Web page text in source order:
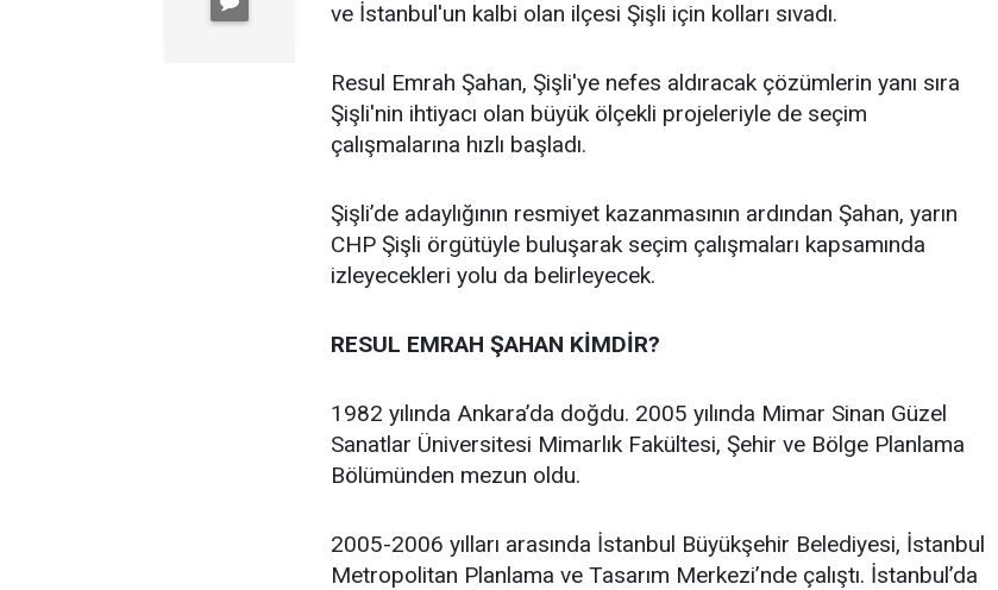
ve İstanbul'un kalbi olan ilçesi Şişli için kolları sıvadı.
Resul Emrah Şahan, Şişli'ye nefes aldıracak çözümlerin yanı sıra
Şişli'nin ihtiyacı olan büyük ölçekli projeleriyle de seçim
çalışmalarına hızlı başladı.
Şişli’de adaylığının resmiyet kazanmasının ardından Şahan, yarın
CHP Şişli örgütüyle buluşarak seçim çalışmaları kapsamında
izleyecekleri yolu da belirleyecek.
RESUL EMRAH ŞAHAN KİMDİR?
1982 yılında Ankara’da doğdu. 2005 yılında Mimar Sinan Güzel
Sanatlar Üniversitesi Mimarlık Fakültesi, Şehir ve Bölge Planlama
Bölümünden mezun oldu.
2005-2006 yılları arasında İstanbul Büyükşehir Belediyesi, İstanbul
Metropolitan Planlama ve Tasarım Merkezi’nde çalıştı. İstanbul’da